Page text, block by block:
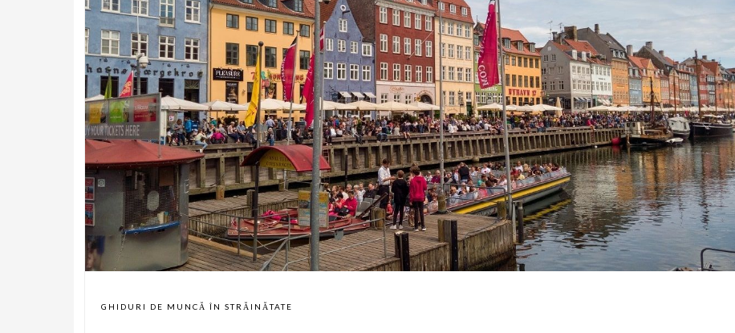
GHIDURI DE MUNCĂ ÎN STRĂINĂTATE